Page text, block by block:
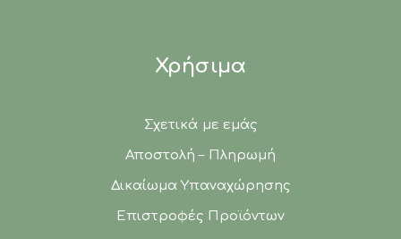
Χρήσιμα
Σχετικά με εμάς
Αποστολή – Πληρωμή
Δικαίωμα Υπαναχώρησης
Επιστροφές Προϊόντων